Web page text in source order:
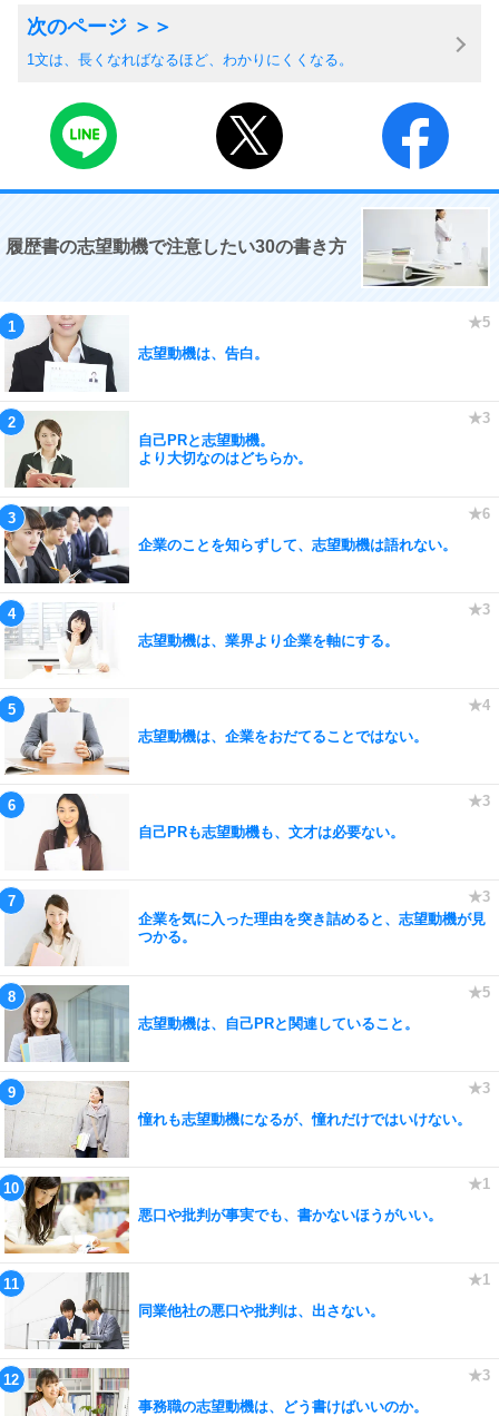
1文は、長くなればなるほど、わかりにくくなる。
履歴書の志望動機で注意したい30の書き方
志望動機は、告白。
自己PRと志望動機。
より大切なのはどちらか。
企業のことを知らずして、志望動機は語れない。
志望動機は、業界より企業を軸にする。
志望動機は、企業をおだてることではない。
自己PRも志望動機も、文才は必要ない。
企業を気に入った理由を突き詰めると、志望動機が見
つかる。
志望動機は、自己PRと関連していること。
憧れも志望動機になるが、憧れだけではいけない。
悪口や批判が事実でも、書かないほうがいい。
同業他社の悪口や批判は、出さない。
事務職の志望動機は、どう書けばいいのか。